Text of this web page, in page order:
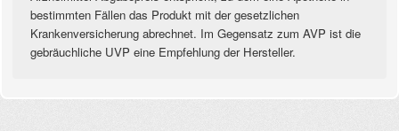
bestimmten Fällen das Produkt mit der gesetzlichen
Krankenversicherung abrechnet. Im Gegensatz zum AVP ist die
gebräuchliche UVP eine Empfehlung der Hersteller.